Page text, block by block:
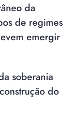
da
de regimes
emergir
soberania
do